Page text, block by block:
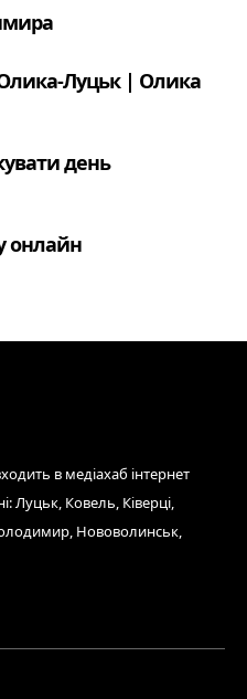
Олика-Луцьк | Олика
день
онлайн
в медіахаб інтернет
Луцьк, Ковель, Ківерці,
Нововолинськ,